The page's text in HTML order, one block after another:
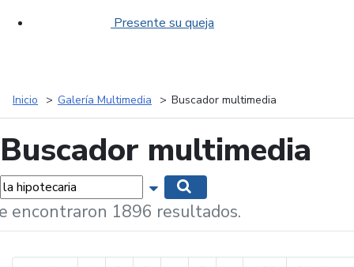
Presente su queja
Inicio Galería Multimedia Buscador multimedia
Buscador multimedia
Mostrar opciones de búsqueda
encontraron 1896 resultados.